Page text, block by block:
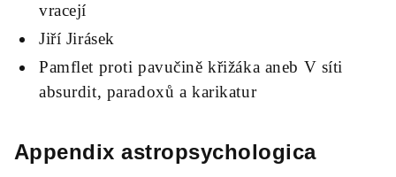
vracejí
Jiří Jirásek
Pamflet proti pavučině křižáka aneb V síti
absurdit, paradoxů a karikatur
Appendix astropsychologica